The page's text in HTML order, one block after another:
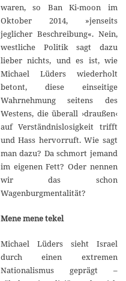
waren, so Ban Ki-moon im
Oktober 2014, »jenseits
jeglicher Beschreibung«. Nein,
westliche Politik sagt dazu
lieber nichts, und es ist, wie
Michael Lüders wiederholt
betont, diese einseitige
Wahrnehmung seitens des
Westens, die überall ›draußen‹
auf Verständnislosigkeit trifft
und Hass hervorruft. Wie sagt
man dazu? Da schmort jemand
im eigenen Fett? Oder nennen
wir das schon
Wagenburgmentalität?
Mene mene tekel
Michael Lüders sieht Israel
durch einen extremen
Nationalismus geprägt –